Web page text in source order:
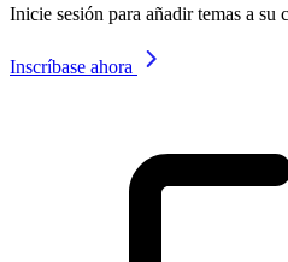
Inicie sesión para añadir temas a su
Inscríbase ahora